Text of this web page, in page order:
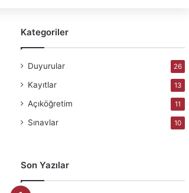
Kategoriler
Duyurular 26
Kayıtlar 13
Açıköğretim 11
Sınavlar 10
Son Yazılar